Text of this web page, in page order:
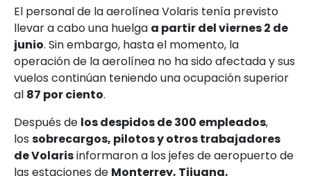
El personal de la aerolínea Volaris tenía previsto
llevar a cabo una huelga a partir del viernes 2 de
junio. Sin embargo, hasta el momento, la
operación de la aerolínea no ha sido afectada y sus
vuelos continúan teniendo una ocupación superior
al 87 por ciento.
Después de los despidos de 300 empleados,
los sobrecargos, pilotos y otros trabajadores
de Volarisinformaron a los jefes de aeropuerto de
las estaciones de Monterrey, Tijuana,